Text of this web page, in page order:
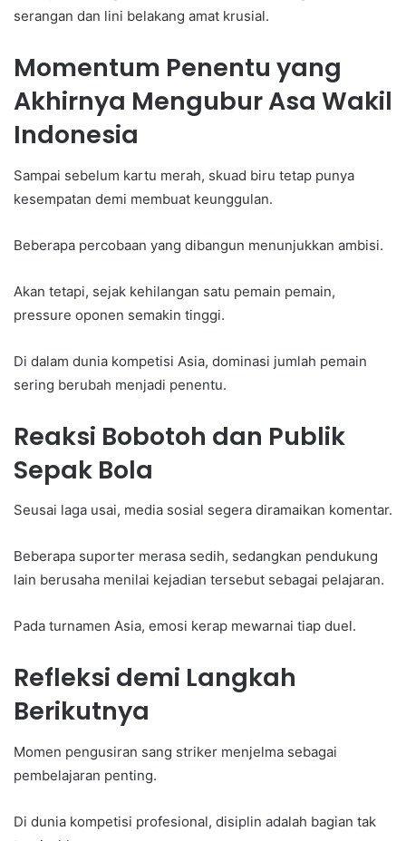
serangan dan lini belakang amat krusial.
Momentum Penentu yang
Akhirnya Mengubur Asa Wakil
Indonesia
Sampai sebelum kartu merah, skuad biru tetap punya
kesempatan demi membuat keunggulan.
Beberapa percobaan yang dibangun menunjukkan ambisi.
Akan tetapi, sejak kehilangan satu pemain pemain,
pressure oponen semakin tinggi.
Di dalam dunia kompetisi Asia, dominasi jumlah pemain
sering berubah menjadi penentu.
Reaksi Bobotoh dan Publik
Sepak Bola
Seusai laga usai, media sosial segera diramaikan komentar.
Beberapa suporter merasa sedih, sedangkan pendukung
lain berusaha menilai kejadian tersebut sebagai pelajaran.
Pada turnamen Asia, emosi kerap mewarnai tiap duel.
Refleksi demi Langkah
Berikutnya
Momen pengusiran sang striker menjelma sebagai
pembelajaran penting.
Di dunia kompetisi profesional, disiplin adalah bagian tak